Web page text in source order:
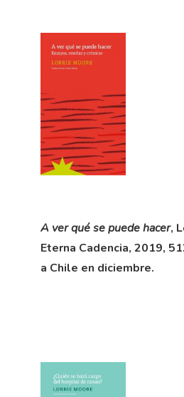
A ver qué se puede hacer,
Eterna Cadencia, 2019,
a Chile en diciembre.